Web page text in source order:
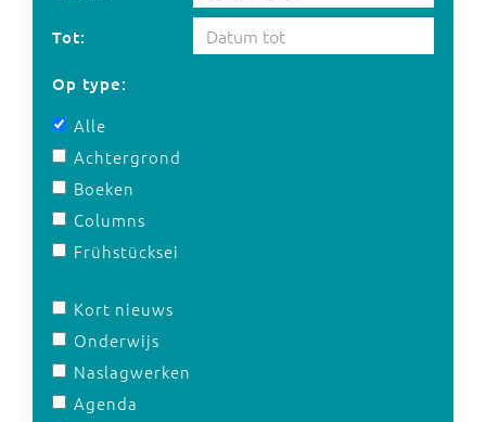
Tot:
Op type:
Alle
Achtergrond
Boeken
Columns
Frühstücksei
Kort nieuws
Onderwijs
Naslagwerken
Agenda